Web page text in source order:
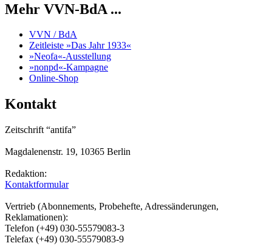
Mehr VVN-BdA ...
VVN / BdA
Zeitleiste »Das Jahr 1933«
»Neofa«-Ausstellung
»nonpd«-Kampagne
Online-Shop
Kontakt
Zeitschrift “antifa”
Magdalenenstr. 19, 10365 Berlin
Redaktion:
Kontaktformular
Vertrieb (Abonnements, Probehefte, Adressänderungen,
Reklamationen):
Telefon (+49) 030-55579083-3
Telefax (+49) 030-55579083-9